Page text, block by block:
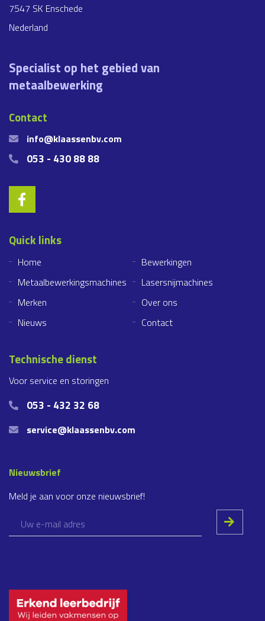
7547 SK Enschede
Nederland
Specialist op het gebied van
metaalbewerking
Contact
info@klaassenbv.com
053 - 430 88 88
Quick links
Home
Bewerkingen
Metaalbewerkingsmachines
Lasersnijmachines
Merken
Over ons
Nieuws
Contact
Technische dienst
Voor service en storingen
053 - 432 32 68
service@klaassenbv.com
Nieuwsbrief
Meld je aan voor onze nieuwsbrief!